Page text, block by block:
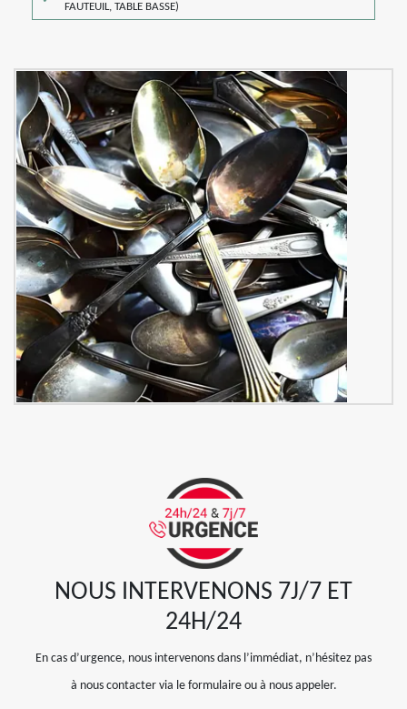
FAUTEUIL, TABLE BASSE)
NOUS INTERVENONS 7J/7 ET
24H/24
En cas d’urgence, nous intervenons dans l’immédiat, n’hésitez pas
à nous contacter via le formulaire ou à nous appeler.